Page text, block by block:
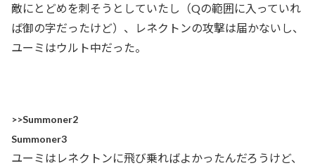
敵にとどめを刺そうとしていたし（Qの範囲に入っていれ
ば御の字だったけど）、レネクトンの攻撃は届かないし、
ユーミはウルト中だった。
>>Summoner2
Summoner3
ユーミはレネクトンに飛び乗ればよかったんだろうけど、